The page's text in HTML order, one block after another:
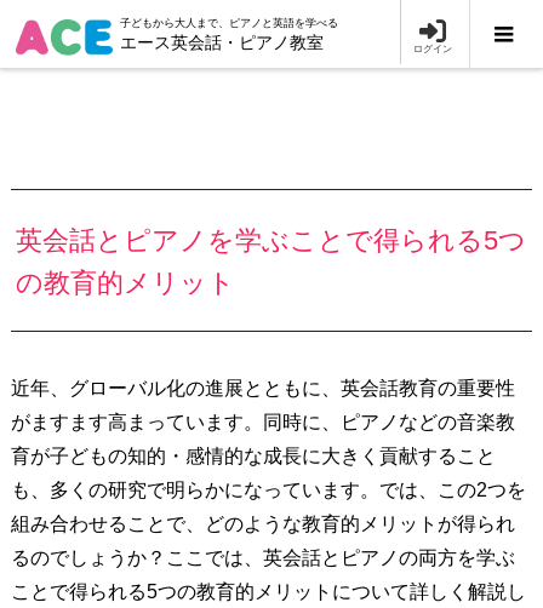
子どもから大人まで、ピアノと英語を学べる
エース英会話・ピアノ教室 ログイン
英会話とピアノを学ぶことで得られる5つ
の教育的メリット
近年、グローバル化の進展とともに、英会話教育の重要性
がますます高まっています。同時に、ピアノなどの音楽教
育が子どもの知的・感情的な成長に大きく貢献すること
も、多くの研究で明らかになっています。では、この2つを
組み合わせることで、どのような教育的メリットが得られ
るのでしょうか？ここでは、英会話とピアノの両方を学ぶ
ことで得られる5つの教育的メリットについて詳しく解説し